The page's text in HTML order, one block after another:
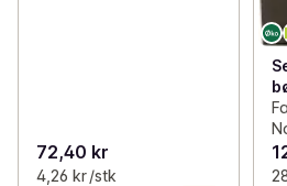
72,40 kr
4,26 kr /stk